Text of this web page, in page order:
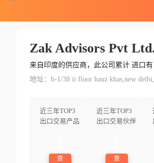
Zak Advisors Pvt
来自印度的供应商，此公司累计 进口有
地址：b-1/38 ii floor hauz khas,new
近三年TOP3
出口交易产品
查
近三年TOP3
出口交易伙伴
查